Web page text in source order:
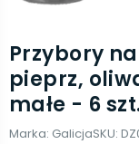
Przybory
pieprz,
małe - 6
Marka: GalicjaSKU: